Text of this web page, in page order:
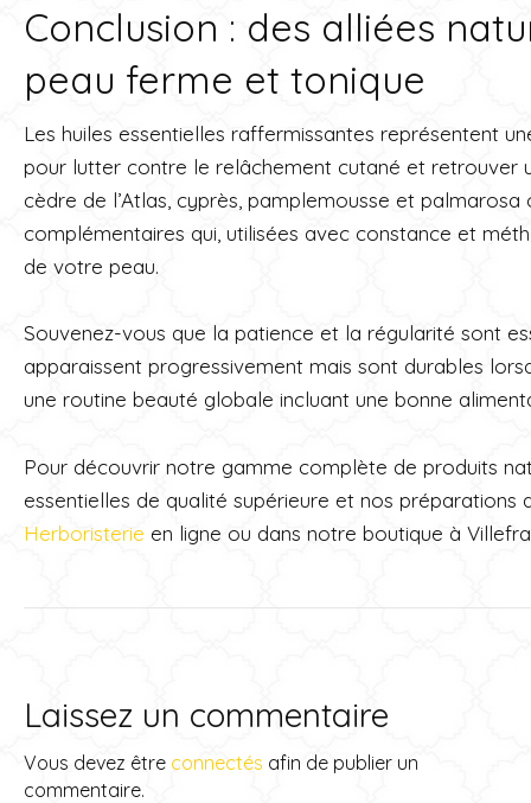
Conclusion : des alliées
peau ferme et tonique
Les huiles essentielles raffermissantes représentent
pour lutter contre le relâchement cutané et retrouver
cèdre de l’Atlas, cyprès, pamplemousse et
complémentaires qui, utilisées avec constance et
de votre peau.
Souvenez-vous que la patience et la régularité sont
apparaissent progressivement mais sont durables
une routine beauté globale incluant une bonne
Pour découvrir notre gamme complète de produits
essentielles de qualité supérieure et nos préparations
Herboristerie en ligne ou dans notre boutique à
Laissez un commentaire
Vous devez être connectés afin de publier un
commentaire.